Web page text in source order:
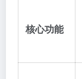
核心功能